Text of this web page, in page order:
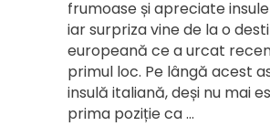
frumoase și apreciate
iar surpriza vine de la o
europeană ce a urcat
primul loc. Pe lângă acest
insulă italiană, deși nu mai
prima poziție ca